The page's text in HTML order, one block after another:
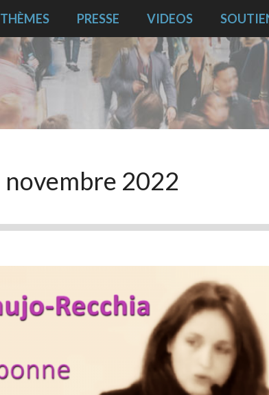
THÈMES PRESSE VIDEOS
novembre 2022